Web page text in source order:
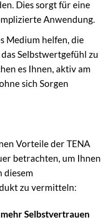
Dies sorgt für eine
Anwendung.
Medium helfen, die
Selbstwertgefühl zu
es Ihnen, aktiv am
sich Sorgen
Vorteile der TENA
betrachten, um Ihnen
diesem
zu vermitteln:
Selbstvertrauen